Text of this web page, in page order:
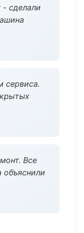
- сделали
сервиса.
Все
объяснили